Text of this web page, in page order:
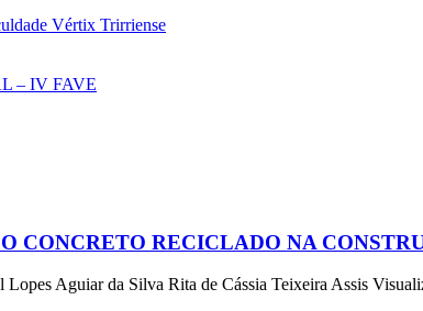
Vértix Trirriense
– IV FAVE
CONCRETO RECICLADO NA
Lopes Aguiar da Silva Rita de Cássia Teixeira Assis